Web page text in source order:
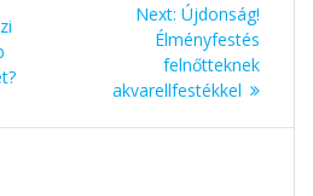
Next: Next
post:
Újdonság!
Élményfestés
felnőtteknek
akvarellfestékkel